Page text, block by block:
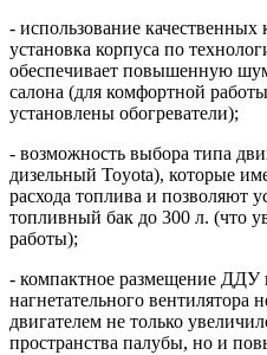
- использование
установка корпуса по
обеспечивает повышенную
салона (для комфортной
установлены обогреватели);
- возможность выбора типа
дизельный Toyota), которые
расхода топлива и позволяют
топливный бак до 300 л. (что
работы);
- компактное размещение ДДУ
нагнетательного вентилятора
двигателем не только
пространства палубы, но и